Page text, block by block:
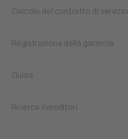
Calcolo del contratto di servizio
Registrazione della garanzia
Guida
Ricerca rivenditori